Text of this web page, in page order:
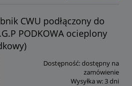
CWU podłączony do
PODKOWA ocieplony
Dostępność:dostępny na
zamówienie
Wysyłka w:3 dni